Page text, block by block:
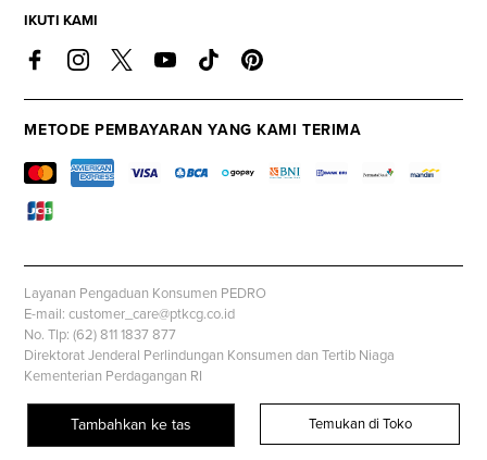
Tambahkan ke tas Temukan di Toko
IKUTI KAMI
METODE PEMBAYARAN YANG KAMI TERIMA
Layanan Pengaduan Konsumen PEDRO
E-mail: customer_care@ptkcg.co.id
No. Tlp: (62) 811 1837 877
Direktorat Jenderal Perlindungan Konsumen dan Tertib Niaga
Kementerian Perdagangan RI
© PEDROSHOES.COM, all rights reserved